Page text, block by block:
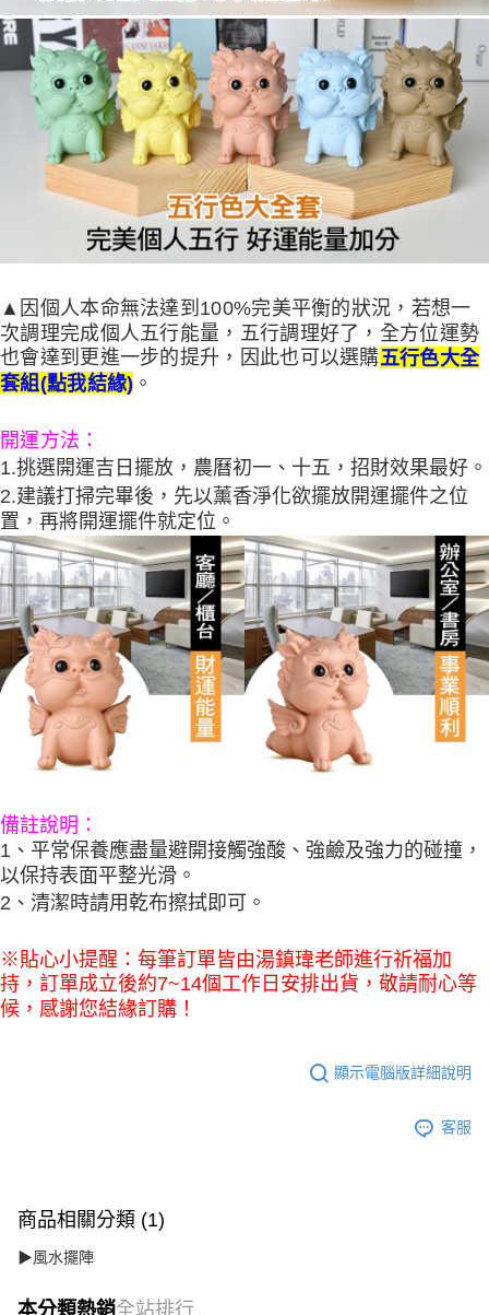
▲因個人本命無法達到100%完美平衡的狀況，若想一
次調理完成個人五行能量，五行調理好了，全方位運勢
也會達到更進一步的提升，因此也可以選購五行色大全
套組(點我結緣) 。
開運方法：
1.挑選開運吉日擺放，農曆初一、十五，招財效果最好。
2.建議打掃完畢後，先以薰香淨化欲擺放開運擺件之位
置，再將開運擺件就定位。
備註說明：
1、平常保養應盡量避開接觸強酸、強鹼及強力的碰撞，
以保持表面平整光滑。
2、清潔時請用乾布擦拭即可。
※貼心小提醒：每筆訂單皆由湯鎮瑋老師進行祈福加
持，訂單成立後約7~14個工作日安排出貨，敬請耐心等
候，感謝您結緣訂購！
顯示電腦版詳細說明
客服
商品相關分類 (1)
▶風水擺陣
本分類熱銷全站排行